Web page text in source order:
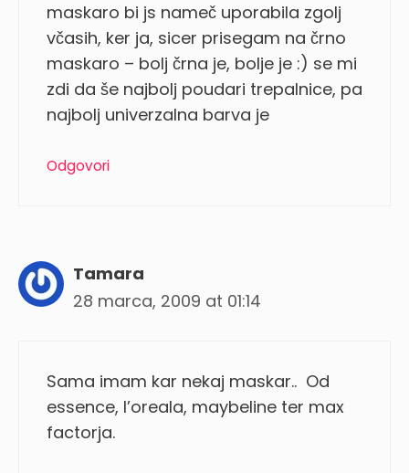
maskaro bi js nameč uporabila zgolj
včasih, ker ja, sicer prisegam na črno
maskaro – bolj črna je, bolje je :) se mi
zdi da še najbolj poudari trepalnice, pa
najbolj univerzalna barva je
Odgovori
Tamara
28 marca, 2009 at 01:14
Sama imam kar nekaj maskar.. Od
essence, l’oreala, maybeline ter max
factorja.